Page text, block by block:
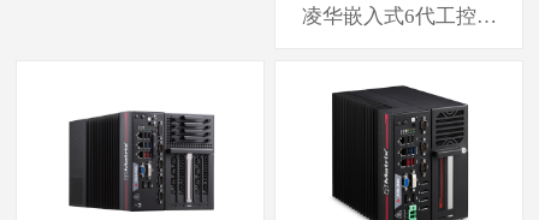
凌华嵌入式6代工控机